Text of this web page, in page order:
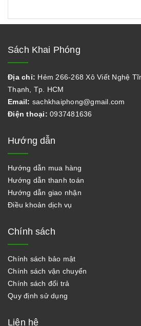
Sách Khai Phóng
Địa chỉ: Hẻm 266-268 Xô Viết Nghệ
Thạnh, Tp. HCM
Email: sachkhaiphong@gmail.com
Điện thoại: 0937481636
Hướng dẫn
Hướng dẫn mua hàng
Hướng dẫn thanh toán
Hướng dẫn giao nhận
Điều khoản dịch vụ
Chính sách
Chính sách bảo mật
Chính sách vận chuyển
Chính sách đổi trả
Quy định sử dụng
Liên hệ